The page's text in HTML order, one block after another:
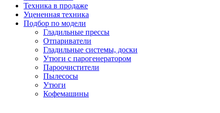
Техника в продаже
Уцененная техника
Подбор по модели
Гладильные прессы
Отпариватели
Гладильные системы, доски
Утюги с парогенератором
Пароочистители
Пылесосы
Утюги
Кофемашины